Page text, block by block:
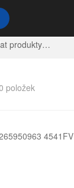
494
položek
4541FV